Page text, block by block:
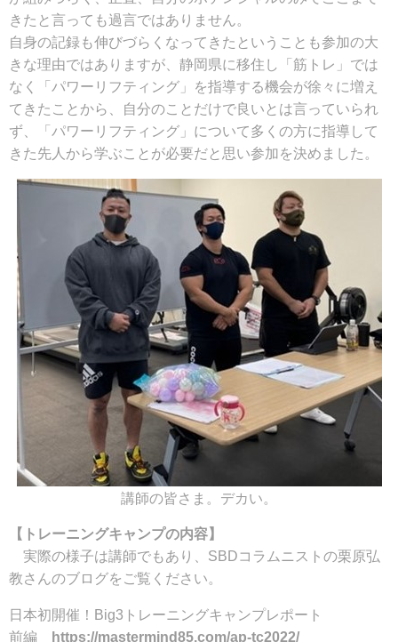
きたと言っても過言ではありません。
自身の記録も伸びづらくなってきたということも参加の大
きな理由ではありますが、静岡県に移住し「筋トレ」では
なく「パワーリフティング」を指導する機会が徐々に増え
てきたことから、自分のことだけで良いとは言っていられ
ず、「パワーリフティング」について多くの方に指導して
きた先人から学ぶことが必要だと思い参加を決めました。
講師の皆さま。デカい。
【トレーニングキャンプの内容】
実際の様子は講師でもあり、SBDコラムニストの栗原弘
教さんのブログをご覧ください。
日本初開催！Big3トレーニングキャンプレポート
前編
https://mastermind85.com/ap-tc2022/